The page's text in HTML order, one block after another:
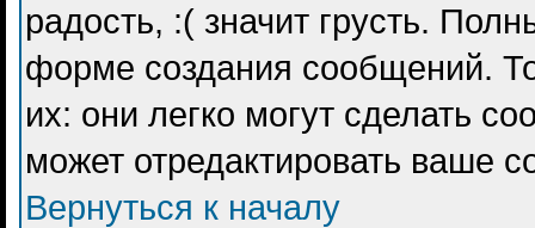
радость, :( значит грусть.
форме создания сообщений.
их: они легко могут сделать
может отредактировать ваше
Вернуться к началу